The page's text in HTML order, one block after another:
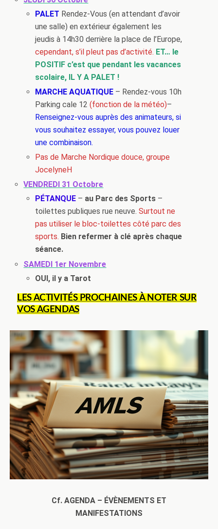
PALET Rendez-Vous (en attendant d’avoir
une salle) en extérieur également les
jeudis à 14h30 derrière la place de l’Europe,
cependant, s’il pleut pas d’activité. ET… le
POSITIF c’est que pendant les vacances
scolaire, IL Y A PALET !
MARCHE AQUATIQUE – Rendez-vous 10h
Parking cale 12(fonction de la météo)–
Renseignez-vous auprès des animateurs, si
vous souhaitez essayer, vous pouvez louer
une combinaison.
Pas de Marche Nordique douce, groupe
JocelyneH
VENDREDI 31 Octobre
PÉTANQUE – au Parc des Sports –
toilettes publiques rue neuve.Surtout ne
pas utiliser le bloc-toilettes côté parc des
sports. Bien refermer à clé après chaque
séance.
SAMEDI 1er Novembre
OUI, il y a Tarot
LES ACTIVITÉS PROCHAINES À NOTER SUR
VOS AGENDAS
Cf. AGENDA – ÉVÈNEMENTS ET
MANIFESTATIONS